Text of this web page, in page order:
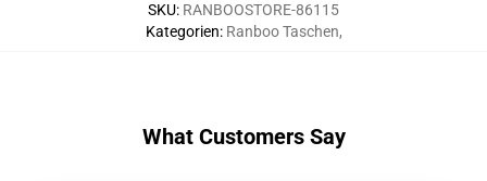
SKU: RANBOOSTORE-86115
Kategorien: Ranboo Taschen,
What Customers Say